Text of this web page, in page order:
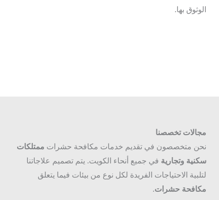
الوثوق بها.
مجالات تخصصنا
نحن متخصصون في تقديم خدمات مكافحة حشرات ممتلكات
سكنية وتجارية في جميع أنحاء الكويت. يتم تصميم علاجاتنا
لتلبية الاحتياجات الفريدة لكل نوع من بيئات فيما يتعلق
مكافحة حشرات.